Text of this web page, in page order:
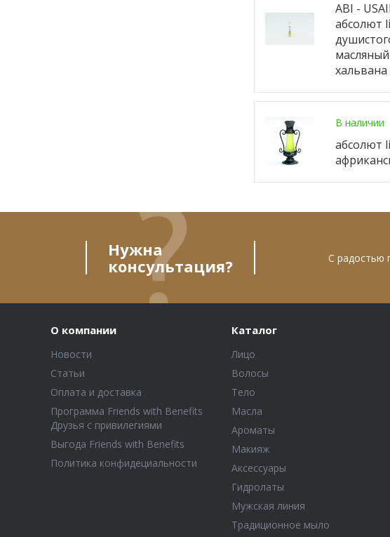
ABI -
абсолют
В наличии
абсолют
Нужна
консультация?
С радостью
О компании
Новости
Статьи
Оплата и доставка
Программа Friends with Benefits
Друзья с привилегиями
Выгода Friends with Benefits
Политика конфидециальности
Каталог
Лицо
Волосы
Тело
Масла
Ароматы
Макияж
Аксессуары
Гидролаты
Мужская линия
Традиционное мыло